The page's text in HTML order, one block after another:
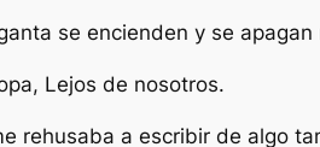
se encienden y se
Lejos de nosotros.
rehusaba a escribir de algo